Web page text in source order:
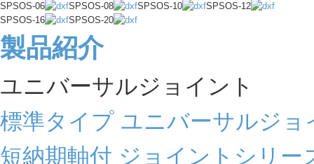
SPSOS-06 SPSOS-08 SPSOS-10
SPSOS-12
SPSOS-16
SPSOS-20
製品紹介
ユニバーサルジョイント
標準タイプ ユニバーサルジョ
短納期軸付 ジョイントシリー